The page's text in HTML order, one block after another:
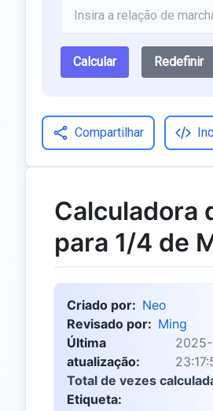
Calcular Redefinir
Compartilhar
Calculadora
para 1/4 de
Criado por: Neo
Revisado por: Ming
Última
atualização:
Total de vezes
Etiqueta: